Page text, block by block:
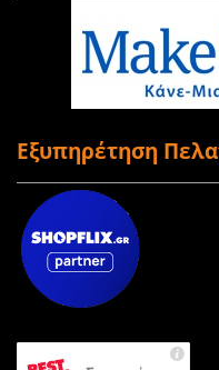
Εξυπηρέτηση